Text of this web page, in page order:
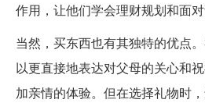
作用，让他们学会理财规划和面对
当然，买东西也有其独特的优点
以更直接地表达对父母的关心和
加亲情的体验。但在选择礼物时